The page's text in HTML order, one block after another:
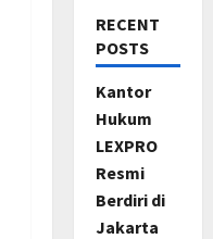
RECENT
POSTS
Kantor
Hukum
LEXPRO
Resmi
Berdiri di
Jakarta